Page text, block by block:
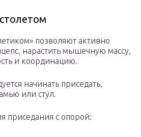
позволяют активно
нарастить мышечную массу,
и координацию.
начинать приседать,
или стул.
приседания с опорой: